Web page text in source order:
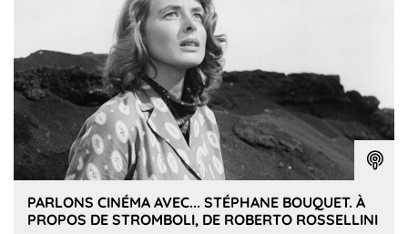
PARLONS CINÉMA AVEC... STÉPHANE BOUQUET. À
PROPOS DE STROMBOLI, DE ROBERTO ROSSELLINI